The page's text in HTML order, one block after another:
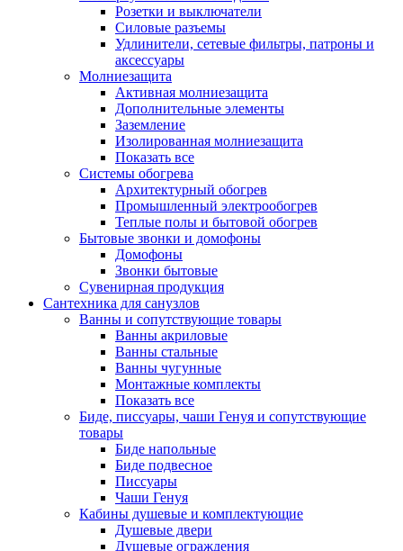
Розетки и выключатели
Силовые разъемы
Удлинители, сетевые фильтры, патроны и
аксессуары
Молниезащита
Активная молниезащита
Дополнительные элементы
Заземление
Изолированная молниезащита
Показать все
Системы обогрева
Архитектурный обогрев
Промышленный электрообогрев
Теплые полы и бытовой обогрев
Бытовые звонки и домофоны
Домофоны
Звонки бытовые
Сувенирная продукция
Сантехника для санузлов
Ванны и сопутствующие товары
Ванны акриловые
Ванны стальные
Ванны чугунные
Монтажные комплекты
Показать все
Биде, писсуары, чаши Генуя и сопутствующие
товары
Биде напольные
Биде подвесное
Писсуары
Чаши Генуя
Кабины душевые и комплектующие
Душевые двери
Душевые ограждения